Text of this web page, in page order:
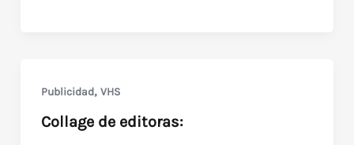
1989
Publicidad, VHS
Collage de editoras: